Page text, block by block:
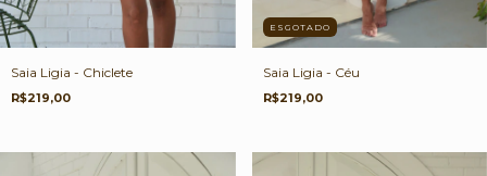
Saia Ligia - Chiclete
R$219,00
ESGOTADO
Saia Ligia - Céu
R$219,00